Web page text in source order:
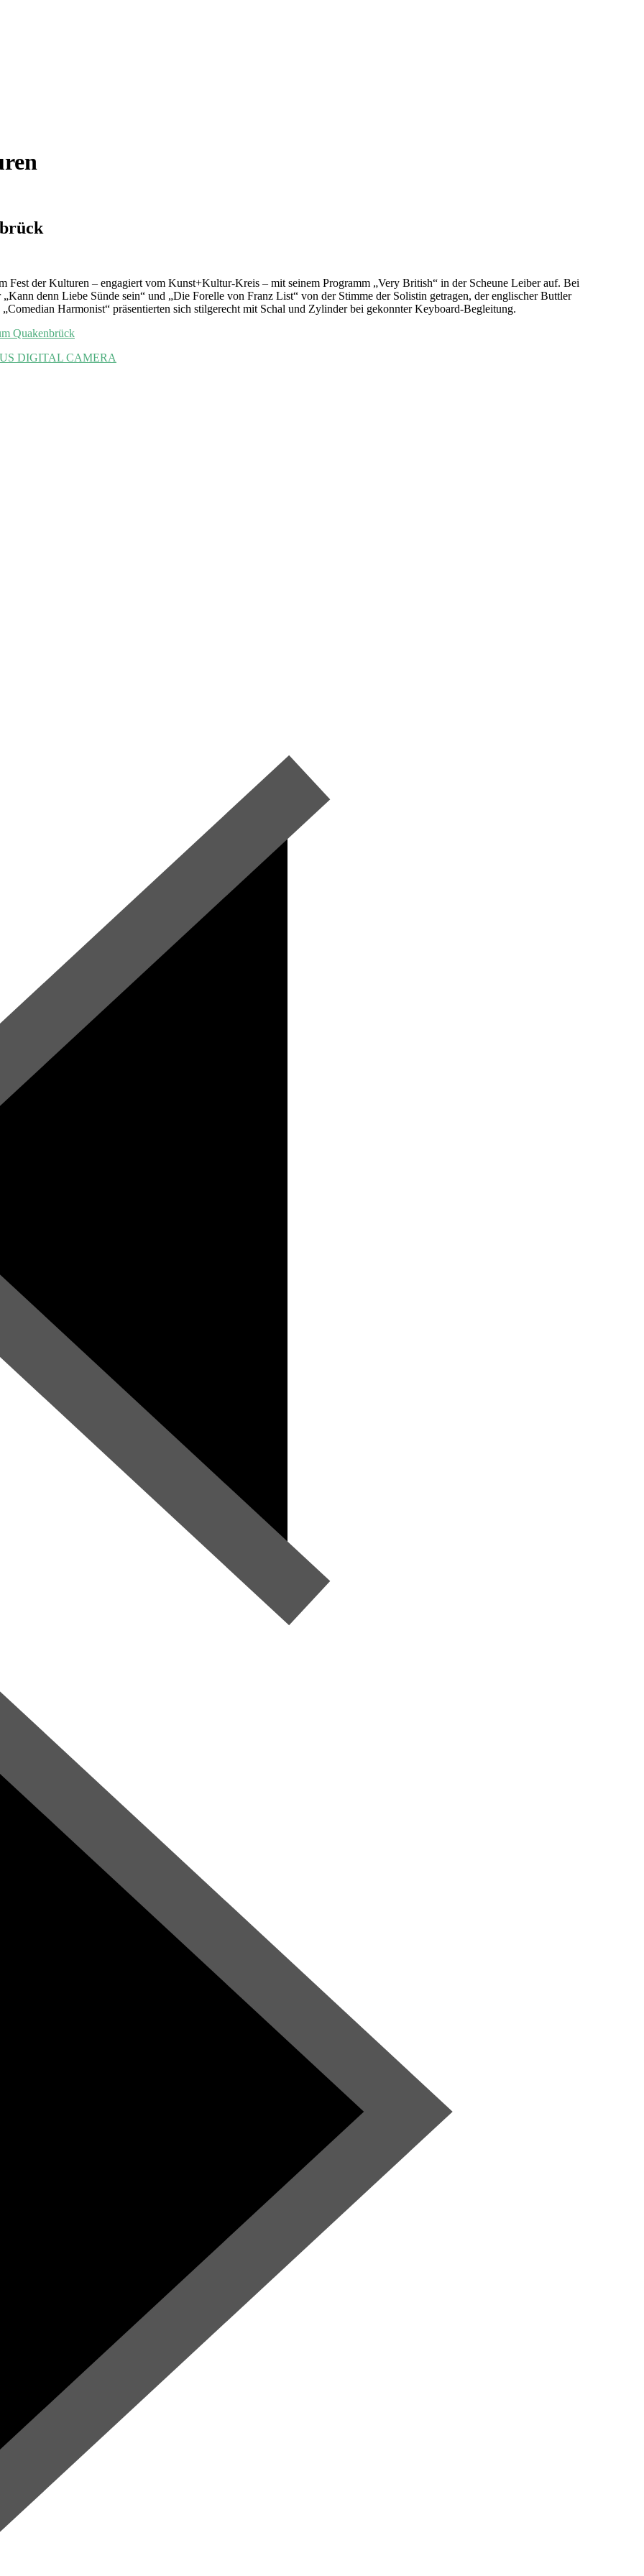
der Kulturen – engagiert vom Kunst+Kultur-Kreis – mit seinem Programm „Very British“ in der Scheune Leiber auf. Bei
denn Liebe Sünde sein“ und „Die Forelle von Franz List“ von der Stimme der Solistin getragen, der englischer Buttler
Harmonist“ präsentierten sich stilgerecht mit Schal und Zylinder bei gekonnter Keyboard-Begleitung.